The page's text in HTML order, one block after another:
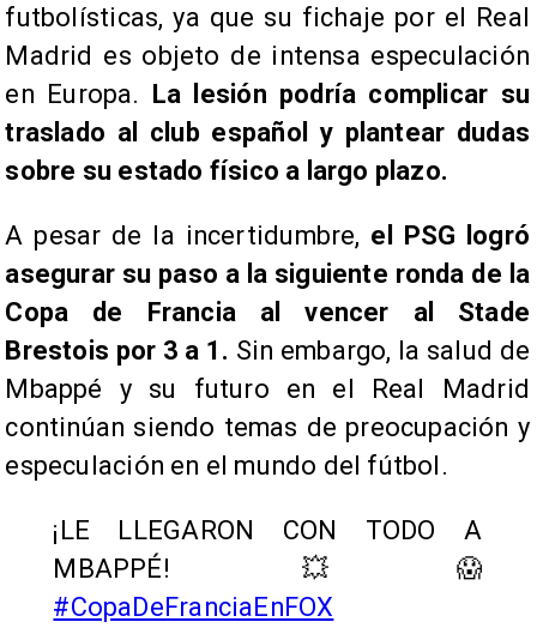
futbolísticas, ya que su fichaje por el Real
Madrid es objeto de intensa especulación
en Europa. La lesión podría complicar su
traslado al club español y plantear dudas
sobre su estado físico a largo plazo.
A pesar de la incertidumbre, el PSG logró
asegurar su paso a la siguiente ronda de la
Copa de Francia al vencer al Stade
Brestois por 3 a 1. Sin embargo, la salud de
Mbappé y su futuro en el Real Madrid
continúan siendo temas de preocupación y
especulación en el mundo del fútbol.
¡LE LLEGARON CON TODO A
MBAPPÉ! 💥😱
#CopaDeFranciaEnFOX